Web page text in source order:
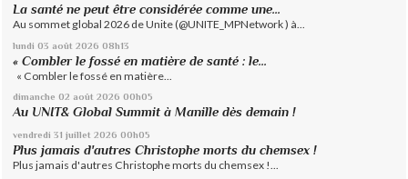
La santé ne peut être considérée comme une...
Au sommet global 2026 de Unite (@UNITE_MPNetwork ) à...
lundi 03 août 2026 08h13
« Combler le fossé en matière de santé : le...
« Combler le fossé en matière...
dimanche 02 août 2026 00h05
Au UNIT& Global Summit à Manille dès demain !
vendredi 31 juillet 2026 00h05
Plus jamais d'autres Christophe morts du chemsex !
Plus jamais d'autres Christophe morts du chemsex !...